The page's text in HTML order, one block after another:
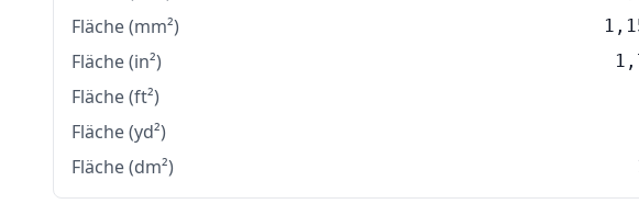
Fläche (mm²)
Fläche (in²)
Fläche (ft²)
Fläche (yd²)
Fläche (dm²)